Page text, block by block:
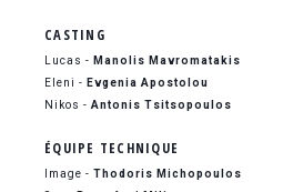
CASTING
Lucas - Manolis Mavromatakis
Eleni - Evgenia Apostolou
Nikos -Antonis Tsitsopoulos
ÉQUIPE TECHNIQUE
Image - Thodoris Michopoulos